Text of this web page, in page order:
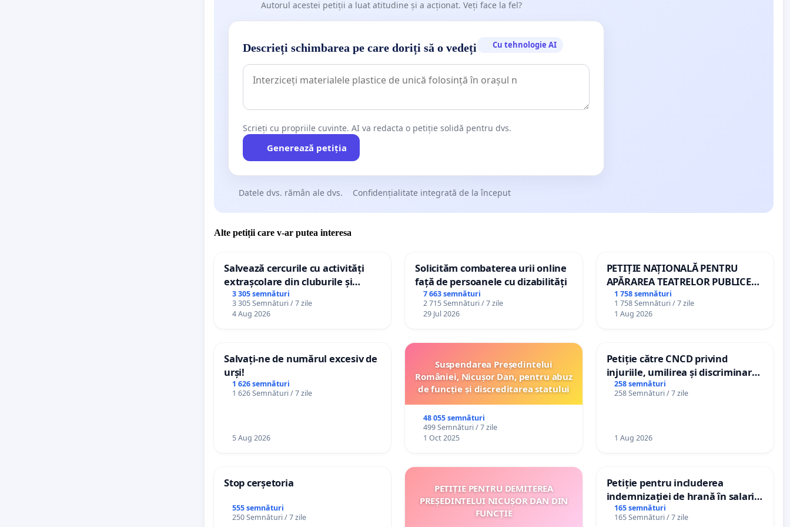
Autorul acestei petiții a luat atitudine și a acționat. Veți face la fel?
Descrieți schimbarea pe care doriți să o vedeți Cu tehnologie AI
Scrieți cu propriile cuvinte. AI va redacta o petiție solidă pentru dvs.
Generează petiția
Datele dvs. rămân ale dvs. Confidențialitate integrată de la început
Alte petiții care v-ar putea interesa
Salvează cercurile cu activități
extrașcolare din cluburile și
palatele copiilor
3 305 semnături
3 305 Semnături / 7 zile
4 Aug 2026
Solicităm combaterea urii online
față de persoanele cu dizabilități
7 663 semnături
2 715 Semnături / 7 zile
29 Jul 2026
PETIȚIE NAȚIONALĂ PENTRU
APĂRAREA TEATRELOR PUBLICE
DE REPERTORIU DIN ROMÂNIA
1 758 semnături
1 758 Semnături / 7 zile
1 Aug 2026
Salvați-ne de numărul excesiv de
urși!
1 626 semnături
1 626 Semnături / 7 zile
5 Aug 2026
Suspendarea Președintelui
României, Nicușor Dan, pentru abuz
de funcție și discreditarea statului
48 055 semnături
499 Semnături / 7 zile
1 Oct 2025
Petiție către CNCD privind
injuriile, umilirea și discriminarea
persoanelor cu dizabilități de
către utilizatorul TikTok „Gorici”
258 semnături
258 Semnături / 7 zile
1 Aug 2026
Stop cerșetoria
555 semnături
250 Semnături / 7 zile
PETIȚIE PENTRU DEMITEREA
PREȘEDINTELUI NICUȘOR DAN DIN
FUNCȚIE
Petiție pentru includerea
indemnizației de hrană în salariul
de bază și protejarea gradațiilor
de vechime pentru asistenții
165 semnături
165 Semnături / 7 zile